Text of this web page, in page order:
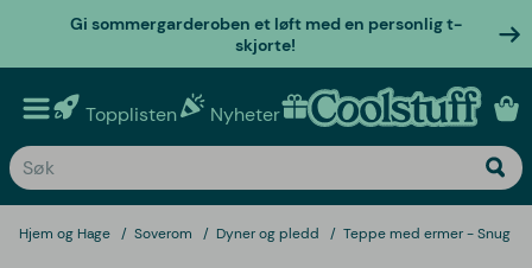
Gi sommergarderoben et løft med en personlig t-
skjorte!
Topplisten Nyheter Personlige gaver
Hjem og Hage Soverom Dyner og pledd Teppe med ermer - Snug